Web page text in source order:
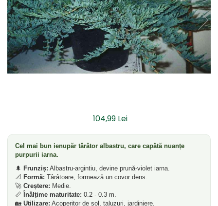
Dud
Corn
Smochin
Kaki
Mosmon
104,99 Lei
Cel mai bun ienupăr târâtor albastru, care capătă nuanțe
purpurii iarna.
🌲 Frunziș: Albastru-argintiu, devine prună-violet iarna.
📐 Formă: Târâtoare, formează un covor dens.
🚀 Creștere: Medie.
📏 Înălțime maturitate: 0.2 - 0.3 m.
🏡 Utilizare: Acoperitor de sol, taluzuri, jardiniere.